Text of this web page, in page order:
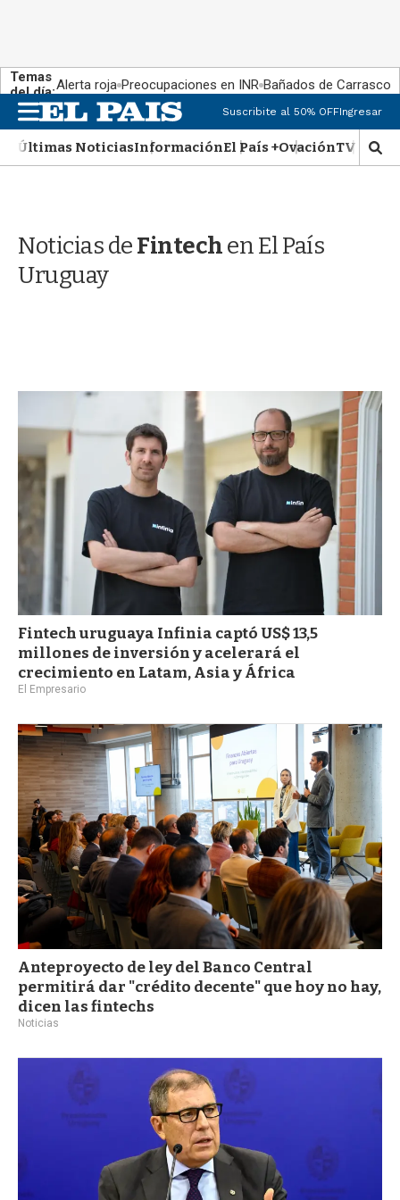
Temas
del día:Alerta roja Preocupaciones en INR Bañados de Carrasco
M
e
n
u
Suscribite al 50% OFFIngresar
Últimas NoticiasInformaciónEl País +OvaciónTV Show
M
o
d
a
Noticias deFintechen El País
Uruguay
Fintech uruguaya Infinia captó US$ 13,5
millones de inversión y acelerará el
crecimiento en Latam, Asia y África
El Empresario
Anteproyecto de ley del Banco Central
permitirá dar "crédito decente" que hoy no hay,
dicen las fintechs
Noticias